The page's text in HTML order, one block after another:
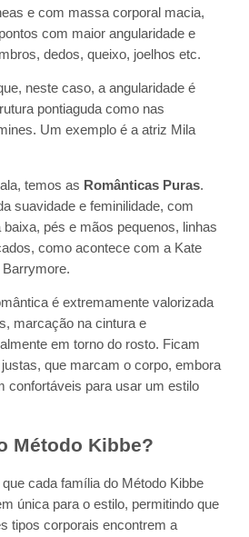
e com massa corporal macia,
com maior angularidade e
dedos, queixo, joelhos etc.
neste caso, a angularidade é
pontiaguda como nas
Um exemplo é a atriz Mila
temos as Românticas Puras.
suavidade e feminilidade, com
pés e mãos pequenos, linhas
como acontece com a Kate
é extremamente valorizada
marcação na cintura e
em torno do rosto. Ficam
que marcam o corpo, embora
confortáveis para usar um estilo
Método Kibbe?
cada família do Método Kibbe
única para o estilo, permitindo que
tipos corporais encontrem a